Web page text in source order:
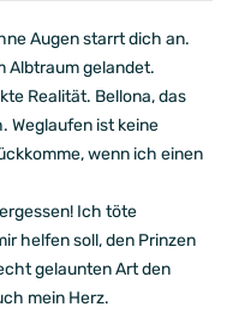
Augen starrt dich an.
Albtraum gelandet.
Realität. Bellona, das
Weglaufen ist keine
wenn ich einen
Ich töte
helfen soll, den Prinzen
gelaunten Art den
mein Herz.